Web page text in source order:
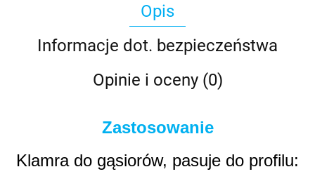
Opis
Informacje dot. bezpieczeństwa
Opinie i oceny (0)
Zastosowanie
Klamra do gąsiorów, pasuje do profilu: